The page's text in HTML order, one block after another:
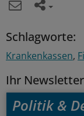
Schlagworte:
Krankenkassen
Ihr
Politik &